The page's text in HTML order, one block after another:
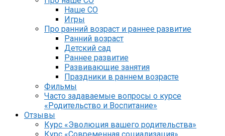
Наше СО
Игры
Про ранний возраст и раннее развитие
Ранний возраст
Детский сад
Раннее развитие
Развивающие занятия
Праздники в раннем возрасте
Фильмы
Часто задаваемые вопросы о курсе
«Родительство и Воспитание»
Отзывы
Курс «Эволюция вашего родительства»